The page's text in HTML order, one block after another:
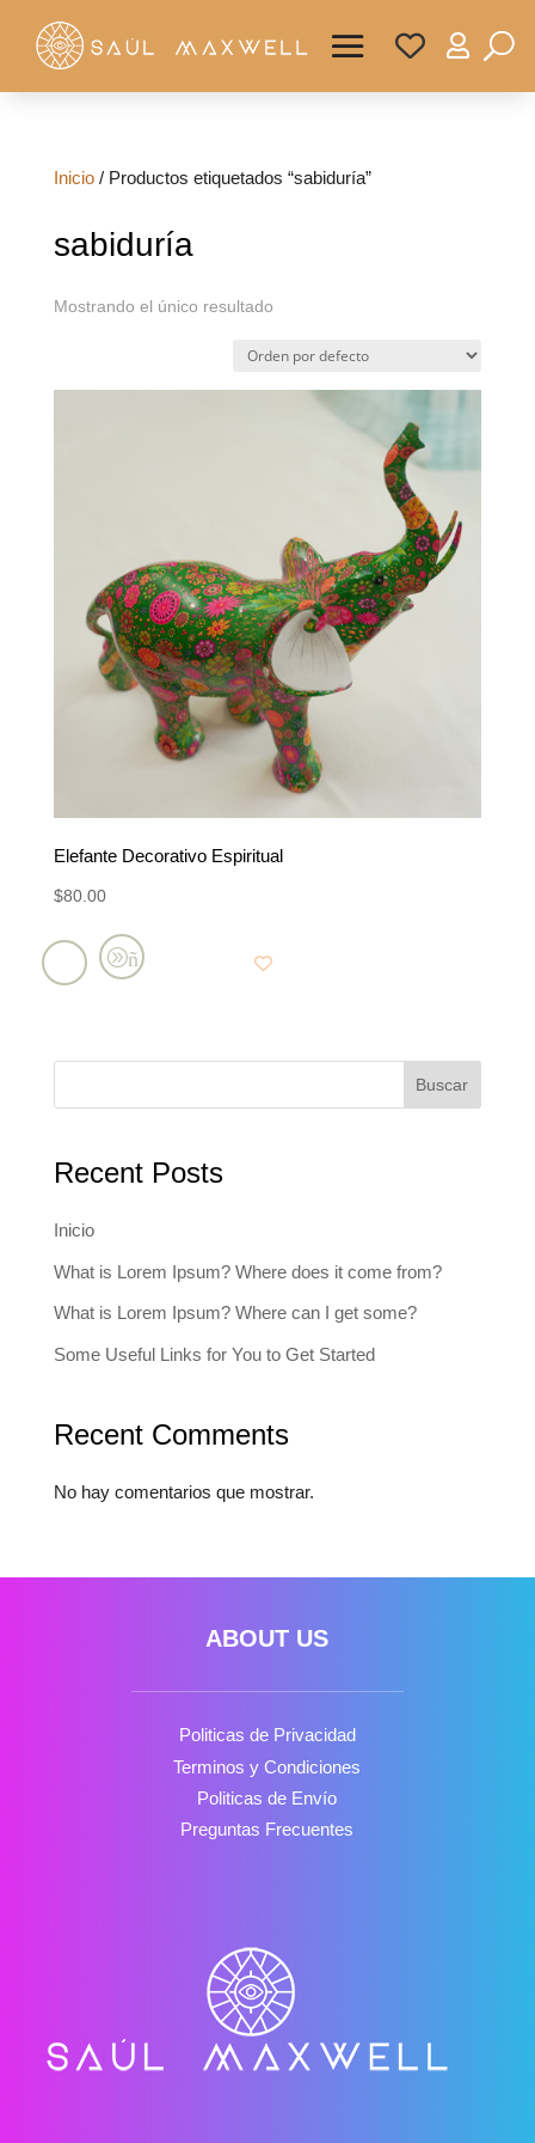

Inicio/ Productos etiquetados “sabiduría”
sabiduría
Mostrando el único resultado
Elefante Decorativo Espiritual
$80.00
Añadir
Buscar
Recent Posts
Inicio
What is Lorem Ipsum? Where does it come from?
What is Lorem Ipsum? Where can I get some?
Some Useful Links for You to Get Started
Recent Comments
No hay comentarios que mostrar.
ABOUT US
Politicas de Privacidad
Terminos y Condiciones
Politicas de Envío
Preguntas Frecuentes